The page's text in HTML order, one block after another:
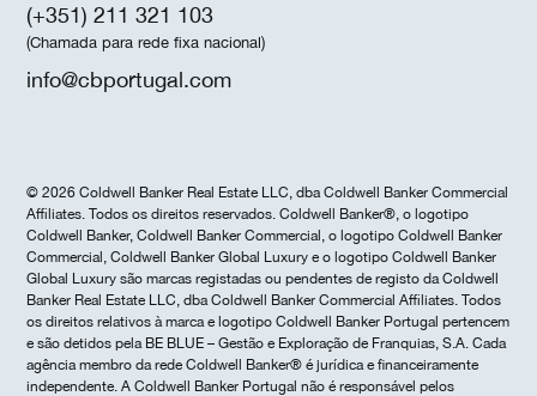
(+351) 211 321 103
(Chamada para rede fixa nacional)
info@cbportugal.com
© 2026 Coldwell Banker Real Estate LLC, dba Coldwell Banker Commercial
Affiliates. Todos os direitos reservados. Coldwell Banker®, o logotipo
Coldwell Banker, Coldwell Banker Commercial, o logotipo Coldwell Banker
Commercial, Coldwell Banker Global Luxury e o logotipo Coldwell Banker
Global Luxury são marcas registadas ou pendentes de registo da Coldwell
Banker Real Estate LLC, dba Coldwell Banker Commercial Affiliates. Todos
os direitos relativos à marca e logotipo Coldwell Banker Portugal pertencem
e são detidos pela BE BLUE – Gestão e Exploração de Franquias, S.A. Cada
agência membro da rede Coldwell Banker® é jurídica e financeiramente
independente. A Coldwell Banker Portugal não é responsável pelos